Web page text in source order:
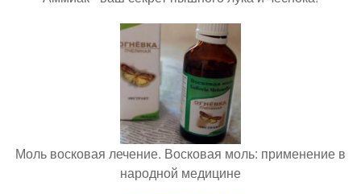
Моль восковая лечение. Восковая моль: применение в
народной медицине